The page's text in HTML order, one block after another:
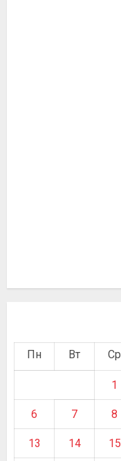
Пн Вт Ср
1
6 7 8
13 14 15